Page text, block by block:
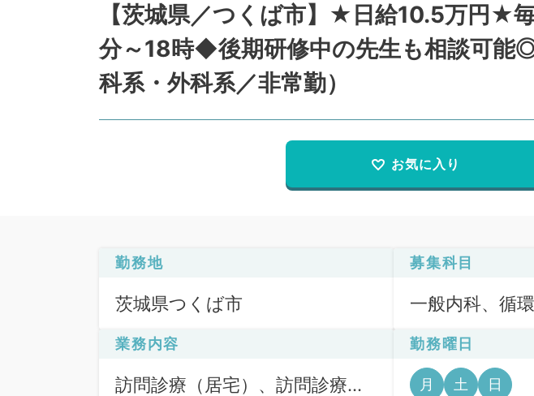
【茨城県／つくば市】★日給10.5万円★
分～18時◆後期研修中の先生も相談可能
科系・外科系／非常勤）
お気に入り
勤務地
茨城県つくば市
募集科目
一般内科、循
謝内科
業務内容
訪問診療（居宅）、訪問診療
勤務曜日
月 土 日